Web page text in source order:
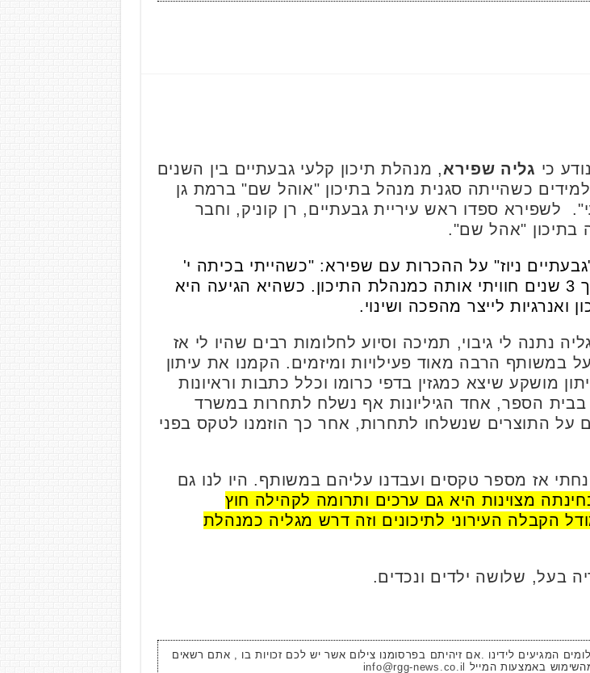
כי גליה שפירא, מנהלת תיכון קלעי גבעתיים בין השנים
של תלמידים כשהייתה סגנית מנהל בתיכון "אוהל שם" ברמת גן
לשפירא ספדו ראש עיריית גבעתיים, רן קוניק, וחבר
בתיכון "אהל שם".
ניוז" על ההכרות עם שפירא: "כשהייתי בכיתה י'
גליה הגיעה לנהל את תיכון קלעי ולמעשה במשך 3 שנים חוויתי אותה כמנהלת התיכון. כשהיא הגיעה היא
לייצר מהפכה ושינוי.
נתנה לי גיבוי, תמיכה וסיוע לחלומות רבים שהיו לי אז
במשותף הרבה מאוד פעילויות ומיזמים. הקמנו את עיתון
מושקע שיצא כמגזין בדפי כרומו וכלל כתבות וראיונות
בבית הספר, אחד הגיליונות אף נשלח לתחרות במשרד
על התוצרים שנשלחו לתחרות, אחר כך הוזמנו לטקס בפני
אז מספר טקסים ועבדנו עליהם במשותף. היו לנו גם
מצוינות היא גם ערכים ותרומה לקהילה חוץ
הקבלה העירוני לתיכונים וזה דרש מגליה כמנהלת
המגיעים לידינו .אם זיהיתם בפרסומנו צילום אשר יש לכם זכויות בו , אתם רשאים
באמצעות המייל
info@rgg-news.co.il